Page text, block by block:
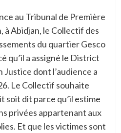
au Tribunal de Première
à Abidjan, le Collectif des
du quartier Gesco
qu’il a assigné le District
Justice dont l’audience a
Le Collectif souhaite
soit dit parce qu’il estime
privées appartenant aux
Et que les victimes sont